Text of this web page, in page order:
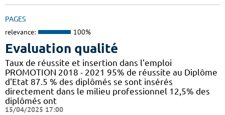
PAGES
relevance: 100%
Evaluation qualité
Taux de réussite et insertion dans l'emploi
PROMOTION 2018 - 2021 95% de réussite au Diplôme
d'Etat 87.5 % des diplômés se sont insérés
directement dans le milieu professionnel 12,5% des
diplômés ont
15/04/2025 17:00